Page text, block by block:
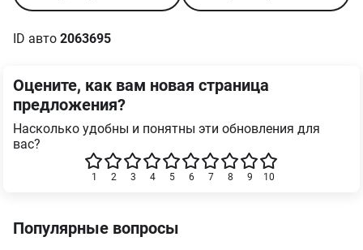
ID авто 2063695
Оцените, как вам новая страница
предложения?
Насколько удобны и понятны эти обновления для
вас?
10
9
8
7
6
5
4
3
2
1
Популярные вопросы